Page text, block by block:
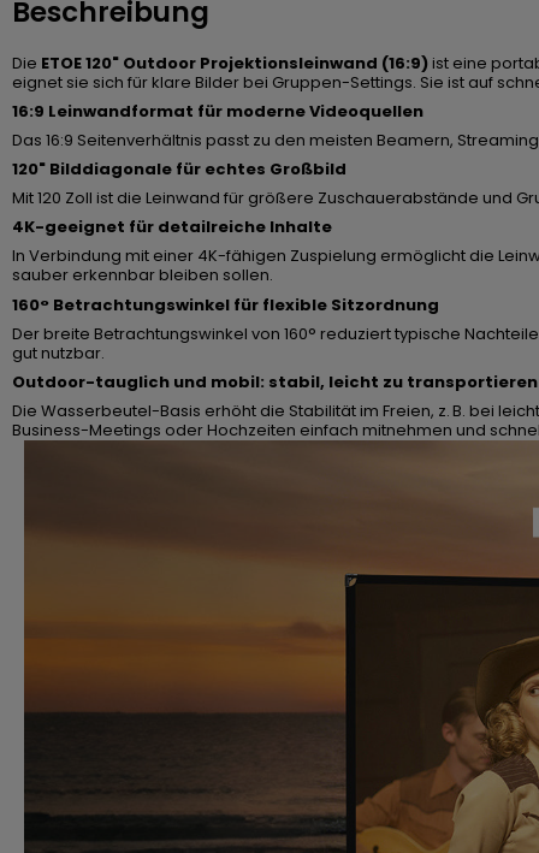
Beschreibung
Die ETOE 120" Outdoor Projektionsleinwand (16:9) ist eine
eignet sie sich für klare Bilder bei Gruppen-Settings. Sie ist auf
16:9 Leinwandformat für moderne Videoquellen
Das 16:9 Seitenverhältnis passt zu den meisten Beamern,
120" Bilddiagonale für echtes Großbild
Mit 120 Zoll ist die Leinwand für größere Zuschauerabstände und
4K-geeignet für detailreiche Inhalte
In Verbindung mit einer 4K-fähigen Zuspielung ermöglicht die
sauber erkennbar bleiben sollen.
160° Betrachtungswinkel für flexible Sitzordnung
Der breite Betrachtungswinkel von 160° reduziert typische
gut nutzbar.
Outdoor-tauglich und mobil: stabil, leicht zu transportieren
Die Wasserbeutel-Basis erhöht die Stabilität im Freien, z. B. bei
Business-Meetings oder Hochzeiten einfach mitnehmen und